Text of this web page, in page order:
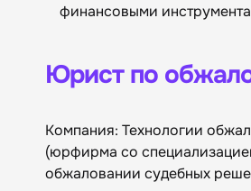
финансовыми
Юрист по
Компания: Технологии
(юрфирма со
обжаловании судебных